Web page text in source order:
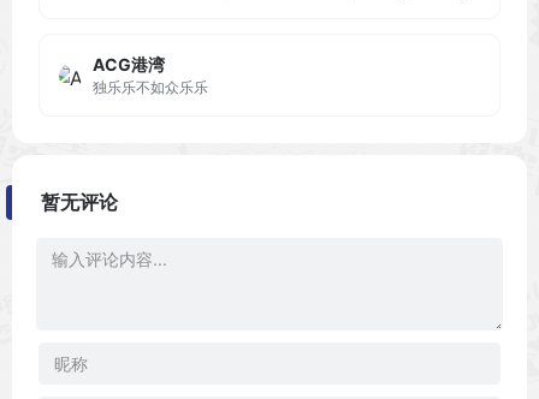
ACG港湾
独乐乐不如众乐乐
暂无评论